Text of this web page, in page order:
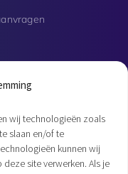
wij technologieën zoals
slaan en/of te
kunnen wij
site verwerken. Als je